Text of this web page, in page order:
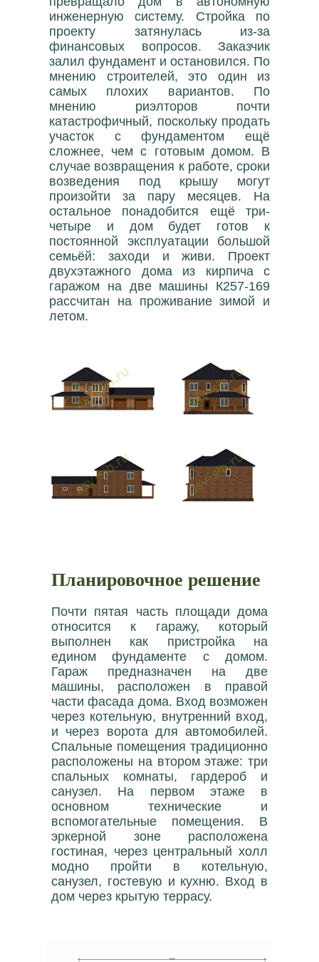
инженерную систему. Стройка по
проекту затянулась из-за
финансовых вопросов. Заказчик
залил фундамент и остановился. По
мнению строителей, это один из
самых плохих вариантов. По
мнению риэлторов почти
катастрофичный, поскольку продать
участок с фундаментом ещё
сложнее, чем с готовым домом. В
случае возвращения к работе, сроки
возведения под крышу могут
произойти за пару месяцев. На
остальное понадобится ещё три-
четыре и дом будет готов к
постоянной эксплуатации большой
семьёй: заходи и живи. Проект
двухэтажного дома из кирпича с
гаражом на две машины К257-169
рассчитан на проживание зимой и
летом.
Планировочное решение
Почти пятая часть площади дома
относится к гаражу, который
выполнен как пристройка на
едином фундаменте с домом.
Гараж предназначен на две
машины, расположен в правой
части фасада дома. Вход возможен
через котельную, внутренний вход,
и через ворота для автомобилей.
Спальные помещения традиционно
расположены на втором этаже: три
спальных комнаты, гардероб и
санузел. На первом этаже в
основном технические и
вспомогательные помещения. В
эркерной зоне расположена
гостиная, через центральный холл
модно пройти в котельную,
санузел, гостевую и кухню. Вход в
дом через крытую террасу.